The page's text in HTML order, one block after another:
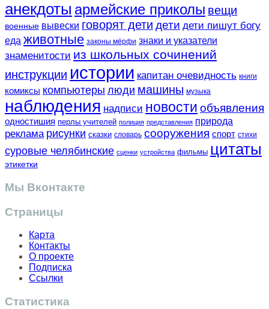
анекдоты армейские приколы вещи
военные вывески говорят дети дети дети пишут богу
еда животные законы мёрфи знаки и указатели
знаменитости из школьных сочинений
инструкции истории капитан очевидность книги
комиксы компьютеры люди машины музыка
наблюдения надписи новости объявления
одностишия перлы учителей полиция представления природа
реклама рисунки сказки словарь сооружения спорт стихи
суровые челябинские сценки устройства фильмы цитаты
этикетки
Мы Вконтакте
Страницы
Карта
Контакты
О проекте
Подписка
Ссылки
Статистика